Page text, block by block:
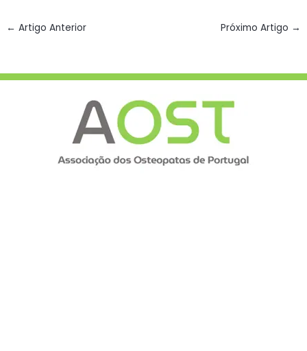
← Artigo Anterior Próximo Artigo →